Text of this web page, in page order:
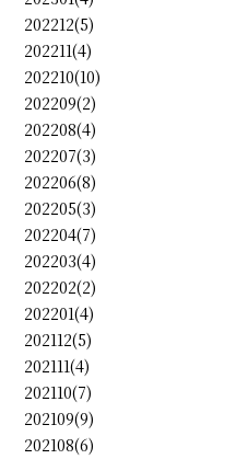
202212(5)
202211(4)
202210(10)
202209(2)
202208(4)
202207(3)
202206(8)
202205(3)
202204(7)
202203(4)
202202(2)
202201(4)
202112(5)
202111(4)
202110(7)
202109(9)
202108(6)